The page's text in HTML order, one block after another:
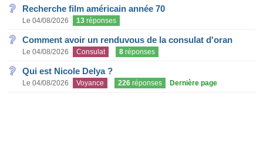
Recherche film américain année 70
Le 04/08/2026 13 réponses
Comment avoir un renduvous de la consulat d'oran
Le 04/08/2026 Consulat 8 réponses
Qui est Nicole Delya ?
Le 04/08/2026 Voyance 226 réponses Dernière page